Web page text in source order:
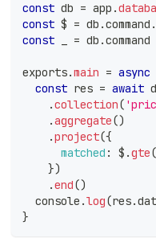
const db = app .
const $ = db .command .
const
= db .command
exports.main = async
const res = await
.collection(
.aggregate()
.project({
matched : $ .gte(
})
.end()
console .log(res.
}